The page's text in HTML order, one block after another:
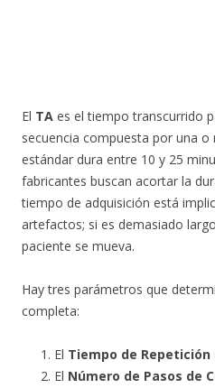
El TA es el tiempo transcurrido
secuencia compuesta por una
estándar dura entre 10 y 25
fabricantes buscan acortar la
tiempo de adquisición está
artefactos; si es demasiado
paciente se mueva.
Hay tres parámetros que
completa:
El Tiempo de Repetición
El Número de Pasos de